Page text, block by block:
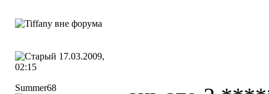
17.03.2009,
02:15
Summer68